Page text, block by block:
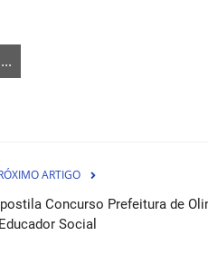
ARTIGO
Concurso Prefeitura de
Social